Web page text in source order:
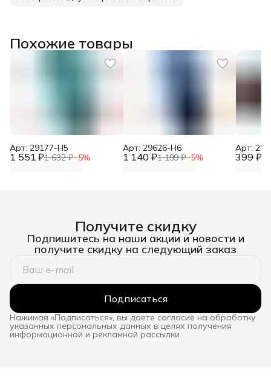
Похожие товары
1 551 ₽1 632 ₽−5%
Арт: 29177-H5
1 140 ₽1 199 ₽−5%
Арт: 29626-H6
399 ₽
Арт:
Получите скидку
Подпишитесь на наши акции и новости и
получите скидку на следующий заказ
Подписаться
Нажимая «Подписаться», вы даете согласие на обработку
указанных персональных данных в целях получения
информационной и рекламной рассылки